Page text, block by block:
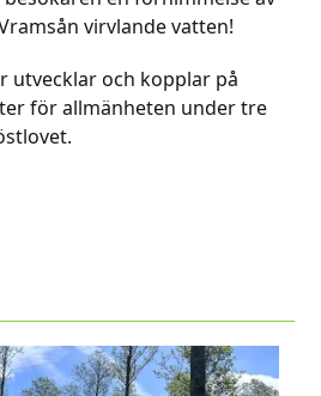
virvlande vatten!
utvecklar och kopplar på
för allmänheten under tre